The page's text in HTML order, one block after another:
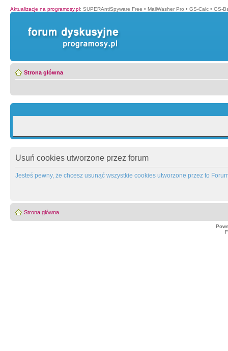
Aktualizacje na programosy.pl: SUPERAntiSpyware Free • MailWasher Pro • GS-Calc • GS-
Strona główna
Usuń cookies utworzone przez forum
Jesteś pewny, że chcesz usunąć wszystkie cookies utworzone przez to
Strona główna